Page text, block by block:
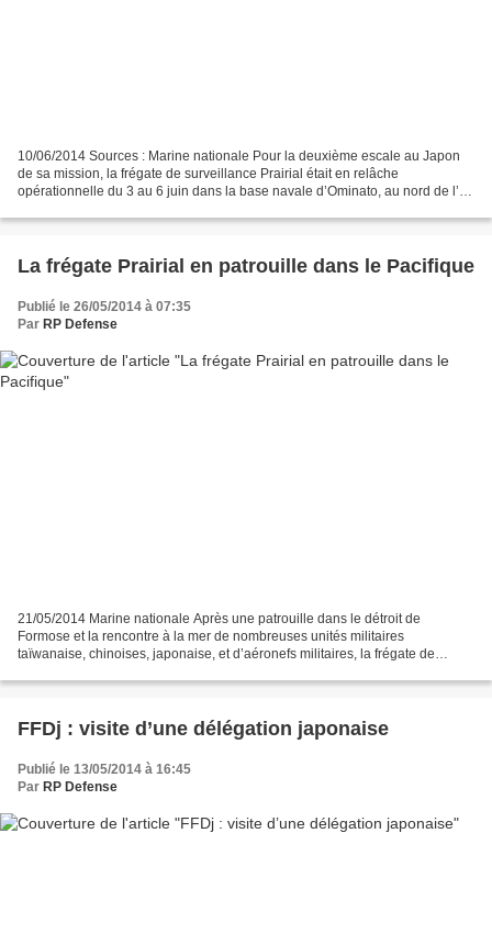
10/06/2014 Sources : Marine nationale Pour la deuxième escale au Japon
de sa mission, la frégate de surveillance Prairial était en relâche
opérationnelle du 3 au 6 juin dans la base navale d’Ominato, au nord de l’île
La frégate Prairial en patrouille dans le Pacifique
Publié le 26/05/2014 à 07:35
Par RP Defense
21/05/2014 Marine nationale Après une patrouille dans le détroit de
Formose et la rencontre à la mer de nombreuses unités militaires
taïwanaise, chinoises, japonaise, et d’aéronefs militaires, la frégate de
FFDj : visite d’une délégation japonaise
Publié le 13/05/2014 à 16:45
Par RP Defense